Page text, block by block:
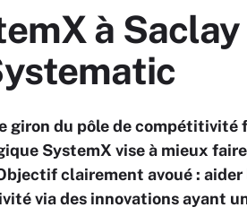
à
giron du pôle de
SystemX vise à mieux
clairement avoué :
via des innovations ayant